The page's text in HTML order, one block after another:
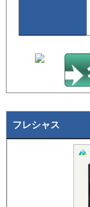
フレシャス